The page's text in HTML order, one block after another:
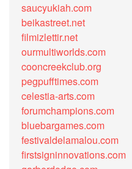
saucyukiah.com
beikastreet.net
filmizlettir.net
ourmultiworlds.com
cooncreekclub.org
pegpufftimes.com
celestia-arts.com
forumchampions.com
bluebargames.com
festivaldelamalou.com
firstsigninnovations.com